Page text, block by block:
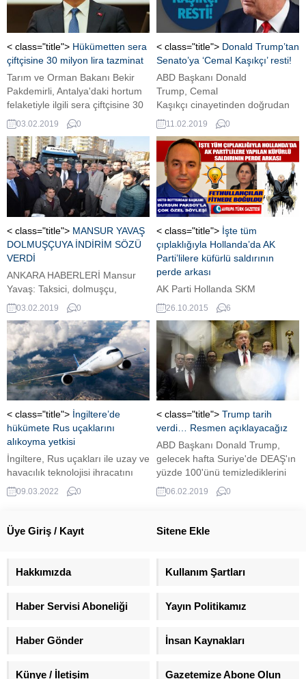
< class="title"> Hükümetten sera
çiftçisine 30 milyon lira tazminat
Tarım ve Orman Bakanı Bekir
Pakdemirli, Antalya'daki hortum
felaketiyle ilgili sera çiftçisine 30
milyon lira tazminat ödendiğini
söyledi. Bakan Pakdemirli, fiyat
artışlarını kontrol etmek için
denetimlerin artırıldığını kaydetti.
03.02.2019 0
< class="title"> Donald Trump’tan
Senato’ya ‘Cemal Kaşıkçı’ resti!
ABD Başkanı Donald
Trump, Cemal
Kaşıkçı cinayetinden doğrudan
Suudi Veliaht Prens'in sorumlu
olup olmadığının 'Magnitsky
Yasası' kapsamında 120 gün
içinde ortaya konmasını isteyen
Senato talebine yanıt vermedi.
11.02.2019 0
< class="title"> MANSUR YAVAŞ
DOLMUŞÇUYA İNDİRİM SÖZÜ
VERDİ
ANKARA HABERLERİ Mansur
Yavaş: Taksici, dolmuşçu,
otobüsçü altın çağını
yaşayacakHürriyet Haber
03.02.2019 - 10:28 Son
Güncelleme : 03.02.2019 - 10:28
03.02.2019 0
< class="title"> İşte tüm
çıplaklığıyla Hollanda’da AK
Parti’lilere küfürlü saldırının
perde arkası
AK Parti Hollanda SKM
Koordinatörü İslam
Kanıtoğlu’nun yardımcısı
olduğunu söyleyerek, bir şekilde
AK Parti İstanbul Milletvekili
Metin Külünk vasıtasıyla edindiği
iltimasla hareket ettiği öğrenilen
Rotterdam'lı Saadet Koral,
Fethullahçı Terör Örgütü (FETÖ)
medyasında yer alan ve UETD
Rotterdam Başkanı Dursun
Paksoy'a küfürler ettiği görülen
videosuyla 1 Kasım seçimleri
öncesi Hollanda Türklerinin...
26.10.2015 6
< class="title"> İngiltere’de
hükümete Rus uçaklarını
alıkoyma yetkisi
İngiltere, Rus uçakları ile uzay ve
havacılık teknolojisi ihracatını
etkileyen bir dizi yeni yaptırım
açıkladı. ...
09.03.2022 0
< class="title"> Trump tarih
verdi… Resmen açıklayacağız
ABD Başkanı Donald Trump,
gelecek hafta Suriye'de DEAŞ'ın
yüzde 100'ünü temizlediklerini
resmen açıklayabileceklerini
söyledi. Öte yandan ABD ile
üyeleri, Suriye'deki savaşa
(BM) üzerinden siyasi çözüm
06.02.2019 0
Üye Giriş / Kayıt Sitene Ekle
Hakkımızda Kullanım Şartları
Haber Servisi Aboneliği Yayın Politikamız
Haber Gönder İnsan Kaynakları
Künye / İletişim Gazetemize Abone Olun